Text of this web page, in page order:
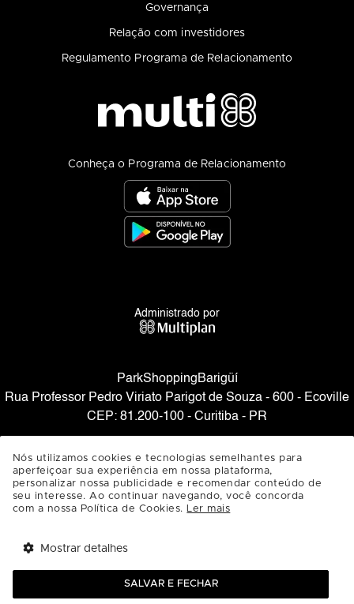
Governança
Relação com investidores
Regulamento Programa de Relacionamento
Conheça o Programa de Relacionamento
Administrado por
ParkShoppingBarigüí
Rua Professor Pedro Viriato Parigot de Souza - 600 - Ecoville
CEP: 81.200-100 - Curitiba - PR
SAIBA COMO CHEGAR
Nós utilizamos cookies e tecnologias semelhantes para
aperfeiçoar sua experiência em nossa plataforma,
personalizar nossa publicidade e recomendar conteúdo de
seu interesse. Ao continuar navegando, você concorda
com a nossa Política de Cookies. Ler mais
Mostrar detalhes
SALVAR E FECHAR
Tem benefícios
esperando por você!
Baixe agora o app Multi
Abrir